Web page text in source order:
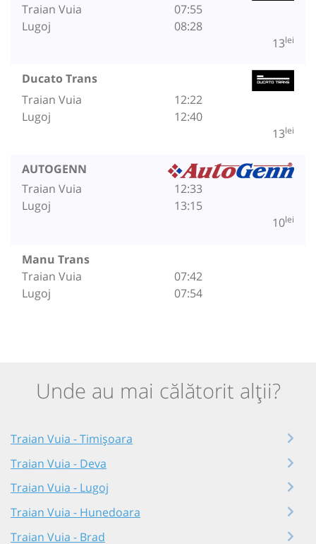
Traian Vuia
Lugoj
07:55
08:28
13lei
Ducato Trans
Traian Vuia
Lugoj
12:22
12:40
13lei
AUTOGENN
Traian Vuia
Lugoj
12:33
13:15
10lei
Manu Trans
Traian Vuia
Lugoj
07:42
07:54
Unde au mai călătorit alții?
Traian Vuia - Timișoara
Traian Vuia - Deva
Traian Vuia - Lugoj
Traian Vuia - Hunedoara
Traian Vuia - Brad